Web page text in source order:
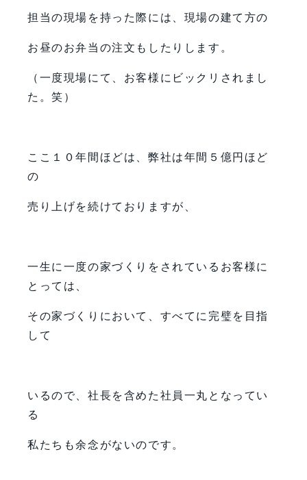
担当の現場を持った際には、現場の建て方の
お昼のお弁当の注文もしたりします。
（一度現場にて、お客様にビックリされまし
た。笑）
ここ１０年間ほどは、弊社は年間５億円ほど
の
売り上げを続けておりますが、
一生に一度の家づくりをされているお客様に
とっては、
その家づくりにおいて、すべてに完璧を目指
して
いるので、社長を含めた社員一丸となってい
る
私たちも余念がないのです。